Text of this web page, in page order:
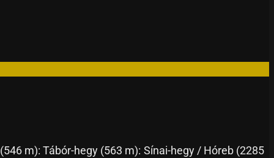
m): Tábór-hegy (563 m): Sínai-hegy / Hóreb (2285